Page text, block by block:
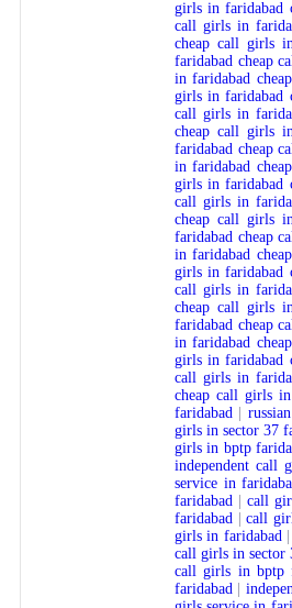
girls in faridabad
call girls in
cheap call girls
faridabad cheap
in faridabad
girls in faridabad
call girls in
cheap call girls
faridabad cheap
in faridabad
girls in faridabad
call girls in
cheap call girls
faridabad cheap
in faridabad
girls in faridabad
call girls in
cheap call girls
faridabad cheap
in faridabad
girls in faridabad
call girls in
cheap call girls
faridabad
girls in sector 37
girls in bptp
independent call
service in
faridabad
call
faridabad |call
girls in faridabad
call girls in sector
call girls in bptp
faridabad